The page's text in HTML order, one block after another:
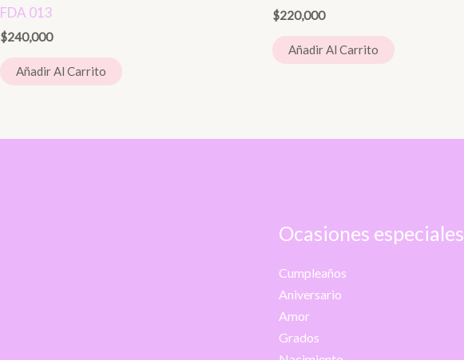
FDA 013
$240,000
Añadir Al Carrito
$220,000
Añadir Al Carrito
Ocasiones especiales
Cumpleaños
Aniversario
Amor
Grados